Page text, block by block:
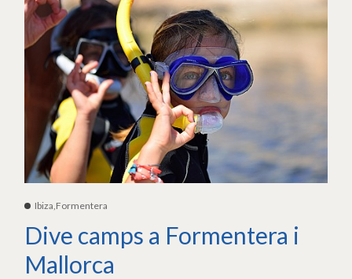
Ibiza,Formentera
Dive camps a Formentera i
Mallorca